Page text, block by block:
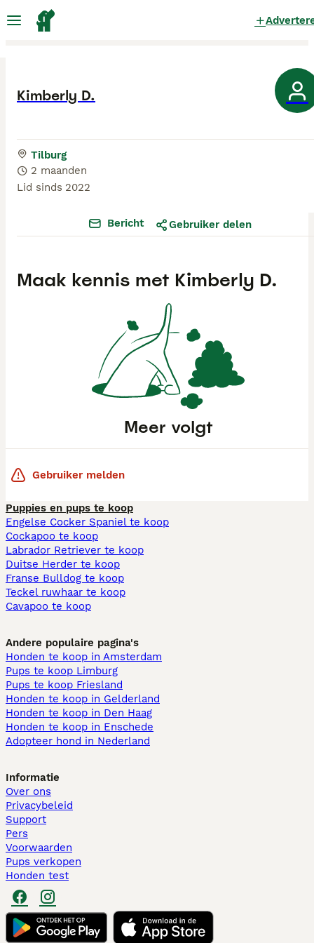
Kimberly D.
Tilburg
2 maanden
Lid sinds 2022
Maak kennis met Kimberly D.
Bericht Gebruiker delen
Meer volgt
Gebruiker melden
Puppies en pups te koop
Engelse Cocker Spaniel te koop
Cockapoo te koop
Labrador Retriever te koop
Duitse Herder te koop
Franse Bulldog te koop
Teckel ruwhaar te koop
Cavapoo te koop
Andere populaire pagina's
Honden te koop in Amsterdam
Pups te koop Limburg​
Pups te koop Friesland​
Honden te koop in Gelderland
Honden te koop in Den Haag
Honden te koop in Enschede
Adopteer hond in Nederland
Informatie
Over ons
Privacybeleid
Support
Pers
Voorwaarden
Pups verkopen
Honden test